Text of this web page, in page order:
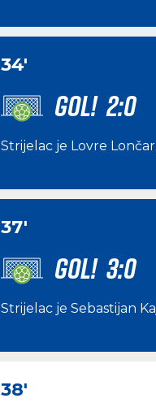
34'
GOL! 2:0
Strijelac je Lovre Lončar
37'
GOL! 3:0
Strijelac je Sebastijan
38'